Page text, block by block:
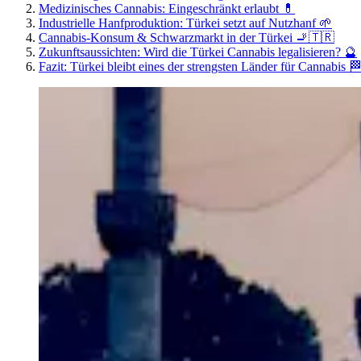
Medizinisches Cannabis: Eingeschränkt erlaubt 💊
Industrielle Hanfproduktion: Türkei setzt auf Nutzhanf 🌱
Cannabis-Konsum & Schwarzmarkt in der Türkei 🚬🇹🇷
Zukunftsaussichten: Wird die Türkei Cannabis legalisieren? 🔮
Fazit: Türkei bleibt eines der strengsten Länder für Cannabis 🏁